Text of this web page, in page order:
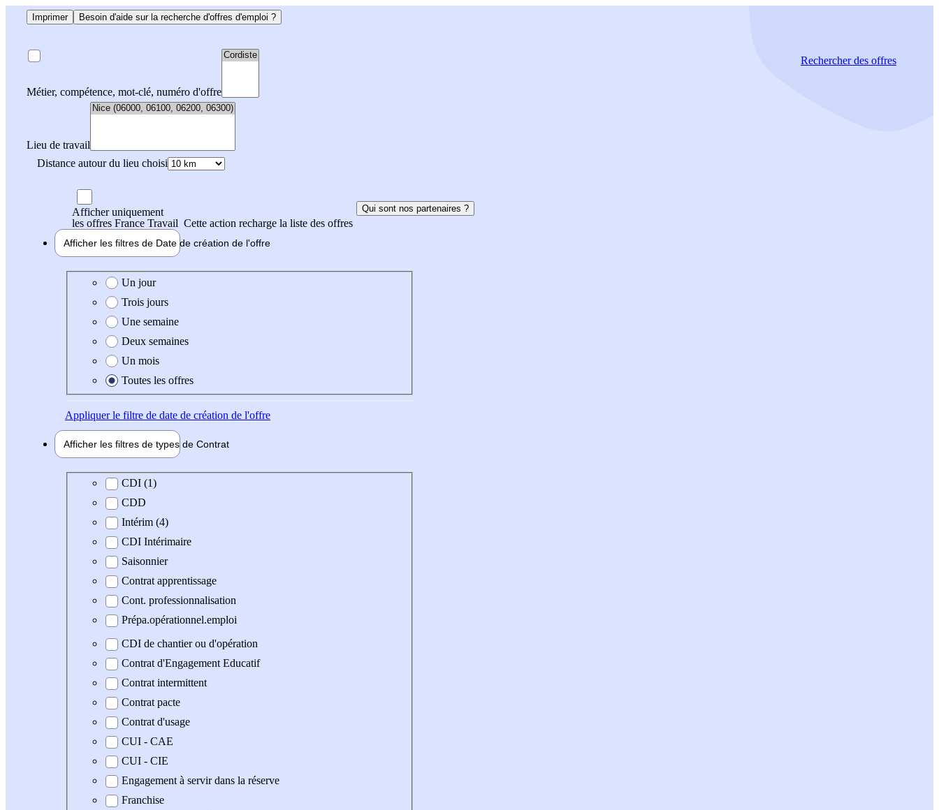
Imprimer Besoin d'aide sur la recherche d'offres d'emploi ?
Métier, compétence, mot-clé, numéro d'offre
Lieu de travail
Distance autour du lieu choisi
Rechercherdes offres
Afficher uniquement
les offres France Travail Cette action recharge la liste des offres
Qui sont nos partenaires ?
Afficher les filtres de Date de création de l'offre
Date de création de l'offre
Un jour
Trois jours
Une semaine
Deux semaines
Un mois
Toutes les offres
Appliquerle filtre de date de création de l'offre
Afficher les filtres de types de Contrat
Type de contrat
CDI (1)
CDD
Intérim (4)
CDI Intérimaire
Saisonnier
Contrat apprentissage
Cont. professionnalisation
Prépa.opérationnel.emploi
CDI de chantier ou d'opération
Contrat d'Engagement Educatif
Contrat intermittent
Contrat pacte
Contrat d'usage
CUI - CAE
CUI - CIE
Engagement à servir dans la réserve
Franchise